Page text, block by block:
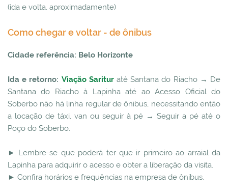
(ida e volta, aproximadamente)
Como chegar e voltar - de ônibus
Cidade referência: Belo Horizonte
Ida e retorno: Viação Sarituraté Santana do Riacho → De
Santana do Riacho à Lapinha até ao Acesso Oficial do
Soberbo não há linha regular de ônibus, necessitando então
a locação de táxi, van ou seguir à pé → Seguir a pé até o
Poço do Soberbo.
► Lembre-se que poderá ter que ir primeiro ao arraial da
Lapinha para adquirir o acesso e obter a liberação da visita.
► Confira horários e frequências na empresa de ônibus.